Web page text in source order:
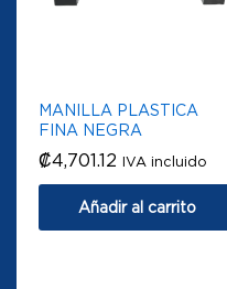
MANILLA PLASTICA
FINA NEGRA
₡4,701.12 IVA incluido
Añadir al carrito